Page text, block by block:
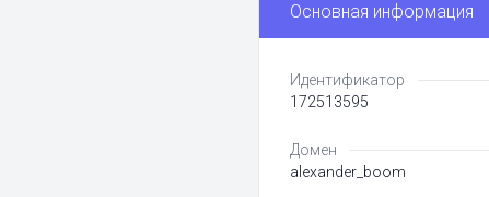
Основная информация
Идентификатор
172513595
Домен
alexander_boom